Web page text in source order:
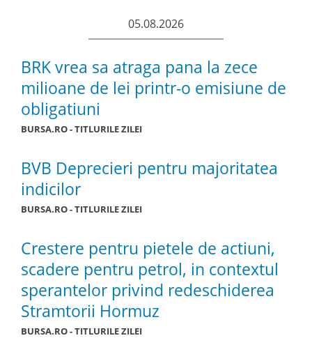
05.08.2026
BRK vrea sa atraga pana la zece
milioane de lei printr-o emisiune de
obligatiuni
BURSA.RO - TITLURILE ZILEI
BVB Deprecieri pentru majoritatea
indicilor
BURSA.RO - TITLURILE ZILEI
Crestere pentru pietele de actiuni,
scadere pentru petrol, in contextul
sperantelor privind redeschiderea
Stramtorii Hormuz
BURSA.RO - TITLURILE ZILEI